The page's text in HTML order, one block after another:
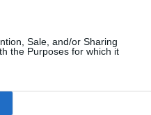
Sale, and/or Sharing
the Purposes for which it